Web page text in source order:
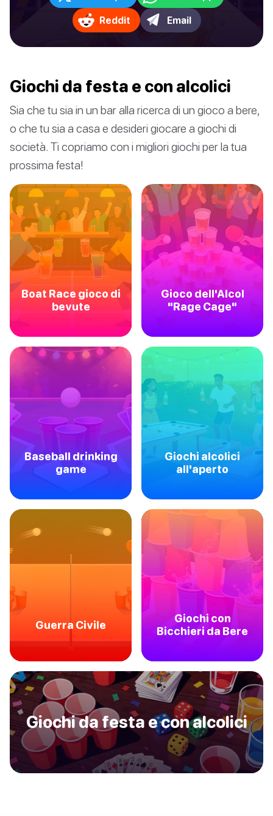
Reddit Email
Giochi da festa e con alcolici
Sia che tu sia in un bar alla ricerca di un gioco a bere,
o che tu sia a casa e desideri giocare a giochi di
società. Ti copriamo con i migliori giochi per la tua
prossima festa!
Boat Race gioco di
bevute
Gioco dell'Alcol
"Rage Cage"
Baseball drinking
game
Giochi alcolici
all'aperto
Guerra Civile
Giochi con
Bicchieri da Bere
Giochi da festa e con alcolici